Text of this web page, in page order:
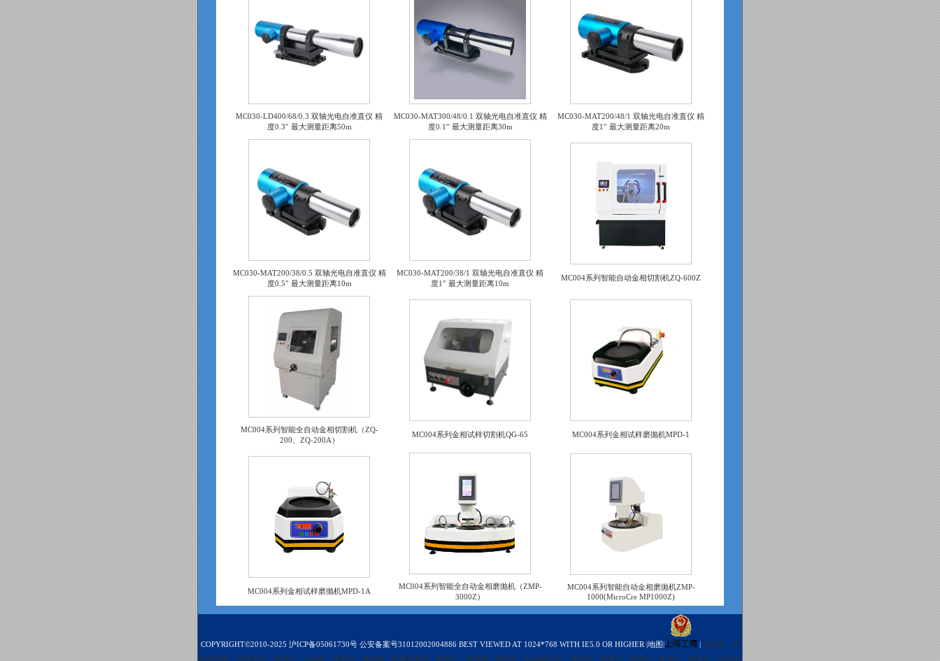
MC030-LD400/68/0.3 双轴光电自准直仪 精
度0.3″ 最大测量距离50m
MC030-MAT300/48/0.1 双轴光电自准直仪 精
度0.1″ 最大测量距离30m
MC030-MAT200/48/1 双轴光电自准直仪 精
度1″ 最大测量距离20m
MC030-MAT200/38/0.5 双轴光电自准直仪 精
度0.5″ 最大测量距离10m
MC030-MAT200/38/1 双轴光电自准直仪 精
度1″ 最大测量距离10m
MC004系列智能自动金相切割机ZQ-600Z
MC004系列智能全自动金相切割机（ZQ-
200、ZQ-200A）
MC004系列金相试样切割机QG-65 MC004系列金相试样磨抛机MPD-1
MC004系列金相试样磨抛机MPD-1A
MC004系列智能全自动金相磨抛机（ZMP-
3000Z）
MC004系列智能自动金相磨抛机ZMP-
1000(MicroCre MP1000Z)
COPYRIGHT©2010-2025 沪ICP备05061730号 公安备案号31012002004886BEST VIEWED AT 1024*768 WITH IE5.0 OR HIGHER |地图| | 试验机
金